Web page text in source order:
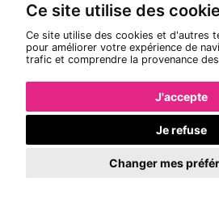
Ce site utilise des
Ce site utilise des cookies et d'autres
pour améliorer votre expérience de
trafic et comprendre la provenance
J'accepte
Je refuse
Changer mes
Mario Canonge / Michel Zenino
EN SAVOIR PLUS RÉSERVER
Jeu. 17
déc.
2026
BÉATRICE